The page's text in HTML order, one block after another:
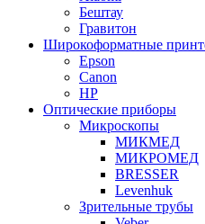
Бештау
Гравитон
Широкоформатные
Epson
Canon
HP
Оптические приборы
Микроскопы
МИКМЕД
МИКРОМЕД
BRESSER
Levenhuk
Зрительные трубы